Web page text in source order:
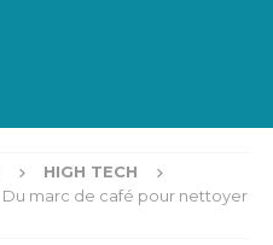
HIGH TECH
Du marc de café pour nettoyer